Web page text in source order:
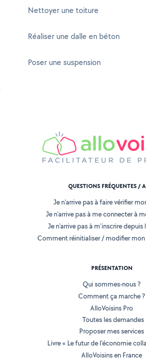
Nettoyer une toiture
Réaliser une dalle en béton
Poser une suspension
QUESTIONS FRÉQUENTES /
Je n'arrive pas à faire vérifier
Je n'arrive pas à me connecter à
Je n'arrive pas à m'inscrire depuis
Comment réinitialiser / modifier
PRÉSENTATION
Qui sommes-nous ?
Comment ça marche ?
AlloVoisins Pro
Toutes les demandes
Proposer mes services
Livre « Le futur de l'économie
AlloVoisins en France